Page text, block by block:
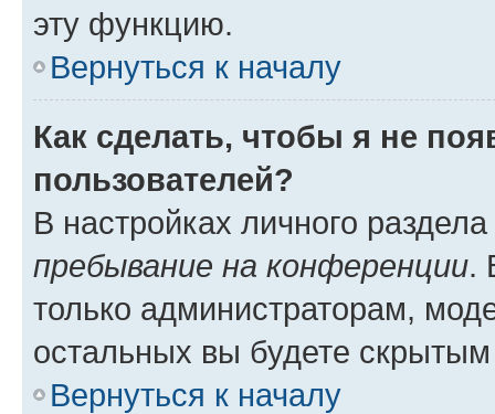
эту функцию.
Вернуться к началу
Как сделать, чтобы я не
пользователей?
В настройках личного
пребывание на конференции.
только администраторам,
остальных вы будете
Вернуться к началу